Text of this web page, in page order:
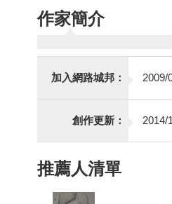
作家簡介
加入網路城邦： 2009/
創作更新： 2014/
推薦人清單